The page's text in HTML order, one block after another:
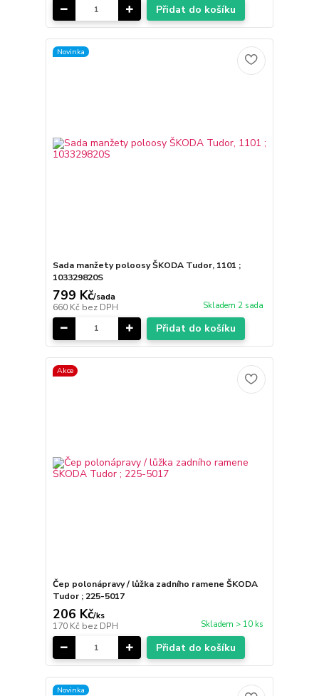
Přidat do košíku
Novinka
Sada manžety poloosy ŠKODA Tudor, 1101 ;
103329820S
799 Kč/sada
660 Kč bez DPH Skladem 2 sada
Přidat do košíku
Akce
Čep polonápravy / lůžka zadního ramene ŠKODA
Tudor ; 225-5017
206 Kč/ks
170 Kč bez DPH Skladem > 10 ks
Přidat do košíku
Novinka